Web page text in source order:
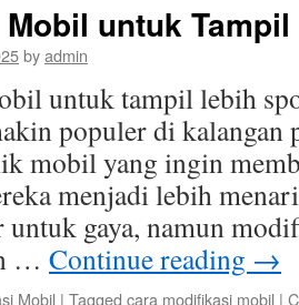
untuk
byadmin
untuk tampil lebih
populer di kalangan
mobil yang ingin
menjadi lebih
untuk gaya, namun
… Continue reading →
Mobil | Tagged cara modifikasi mobil |